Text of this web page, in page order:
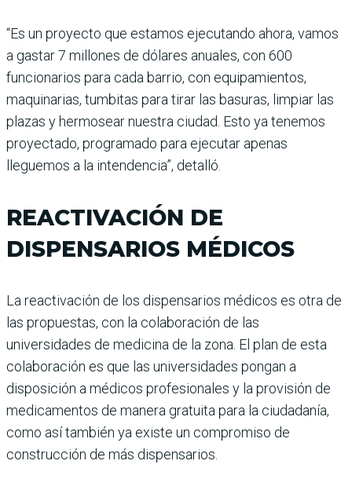
“Es un proyecto que estamos ejecutando ahora, vamos
a gastar 7 millones de dólares anuales, con 600
funcionarios para cada barrio, con equipamientos,
maquinarias, tumbitas para tirar las basuras, limpiar las
plazas y hermosear nuestra ciudad. Esto ya tenemos
proyectado, programado para ejecutar apenas
lleguemos a la intendencia”, detalló.
REACTIVACIÓN DE
DISPENSARIOS MÉDICOS
La reactivación de los dispensarios médicos es otra de
las propuestas, con la colaboración de las
universidades de medicina de la zona. El plan de esta
colaboración es que las universidades pongan a
disposición a médicos profesionales y la provisión de
medicamentos de manera gratuita para la ciudadanía,
como así también ya existe un compromiso de
construcción de más dispensarios.